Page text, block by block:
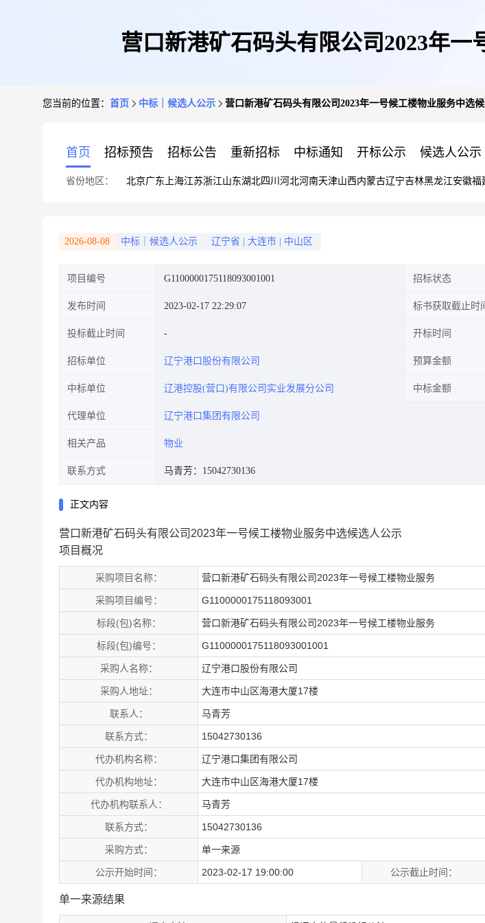
营口新港矿石码头有限公司2023年
您当前的位置： 首页 中标｜候选人公示 营口新港矿石码头有限公司2023年一号候工楼物业服务中选
首页 招标预告 招标公告 重新招标 中标通知 开标公示 候选人公示
省份地区： 北京广东 上海江苏浙江山东湖北四川 河北河南天津山西内蒙古辽宁吉林黑龙江安徽福
2026-08-08 中标｜候选人公示 辽宁省 大连市 中山区
项目编号 G1100000175118093001001 招标状态
发布时间 2023-02-17 22:29:07 标书获取截止时
投标截止时间 开标时间
招标单位 辽宁港口股份有限公司 预算金额
中标单位 辽港控股(营口)有限公司实业发展分公司 中标金额
代理单位 辽宁港口集团有限公司
相关产品 物业
联系方式 马青芳：15042730136
正文内容
营口新港矿石码头有限公司2023年一号候工楼物业服务中选候选人公示
项目概况
采购项目名称： 营口新港矿石码头有限公司2023年一号候工楼物业服务
采购项目编号： G1100000175118093001
标段(包)名称： 营口新港矿石码头有限公司2023年一号候工楼物业服务
标段(包)编号： G1100000175118093001001
采购人名称： 辽宁港口股份有限公司
采购人地址： 大连市中山区海港大厦17楼
联系人： 马青芳
联系方式： 15042730136
代办机构名称： 辽宁港口集团有限公司
代办机构地址： 大连市中山区海港大厦17楼
代办机构联系人： 马青芳
联系方式： 15042730136
采购方式： 单一来源
公示开始时间： 2023-02-17 19:00:00 公示截止时间：
单一来源结果